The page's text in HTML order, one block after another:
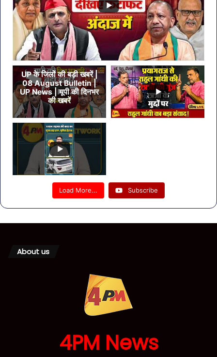
UP के जिलों की बड़ी खबरें |
08 August Bulletin |
UP News | यूपी की दिनभर
की खबरें
Load More... Subscribe
About us
4PM News